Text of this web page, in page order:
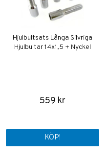
Hjulbultsats Långa Silvriga
Hjulbultar 14x1,5 + Nyckel
559 kr
KÖP!